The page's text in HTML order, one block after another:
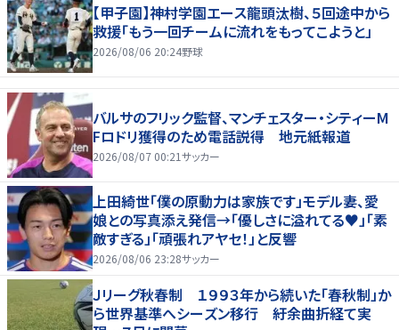
【甲子園】神村学園エース龍頭汰樹、５回途中から
救援「もう一回チームに流れをもってこようと」
2026/08/06 20:24野球
バルサのフリック監督、マンチェスター・シティーM
Fロドリ獲得のため電話説得 地元紙報道
2026/08/07 00:21サッカー
上田綺世「僕の原動力は家族です」モデル妻、愛
娘との写真添え発信→「優しさに溢れてる♥」「素
敵すぎる」「頑張れアヤセ！」と反響
2026/08/06 23:28サッカー
Ｊリーグ秋春制 １９９３年から続いた「春秋制」か
ら世界基準へシーズン移行 紆余曲折経て実